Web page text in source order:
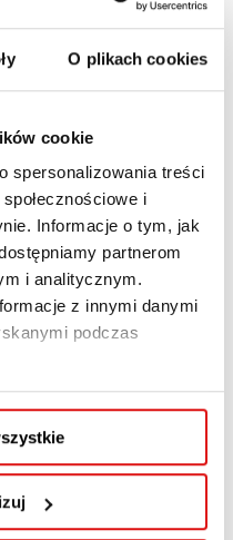
O plikach cookies
cookie
spersonalizowania treści
i
Informacje o tym, jak
partnerom
i analitycznym.
z innymi danymi
podczas
analiza i
nauczania.
kierunek musi
na odpowiednio
oceny
z
6 lat
z sukcesem
oceny programowej
okres 6 lat: